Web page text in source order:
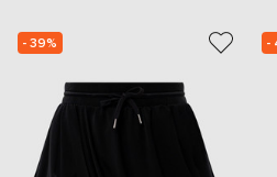
- 39% -